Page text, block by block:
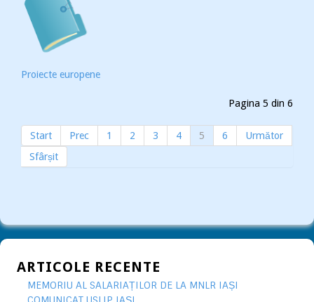
Proiecte europene
Pagina 5 din 6
Start Prec 1 2 3 4 5 6
Următor
Sfârșit
ARTICOLE RECENTE
MEMORIU AL SALARIAȚILOR DE LA MNLR IAȘI